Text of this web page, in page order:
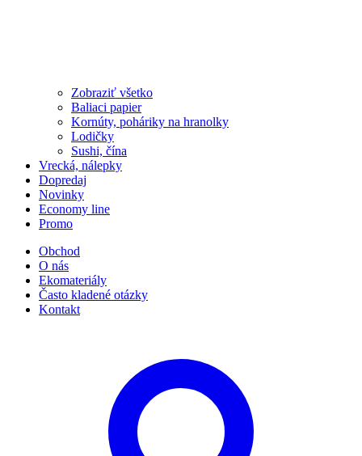
Zobraziť všetko
Baliaci papier
Kornúty, poháriky na hranolky
Lodičky
Sushi, čína
Vrecká, nálepky
Dopredaj
Novinky
Economy line
Promo
Obchod
O nás
Ekomateriály
Často kladené otázky
Kontakt